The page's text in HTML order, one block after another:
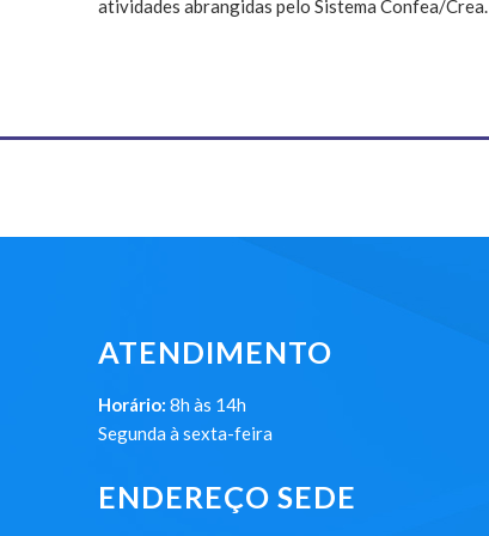
atividades abrangidas pelo Sistema Confea/Crea.
ATENDIMENTO
Horário: 8h às 14h
Segunda à sexta-feira
ENDEREÇO SEDE